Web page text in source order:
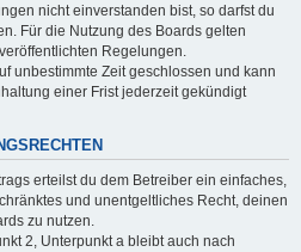
nicht einverstanden bist, so darfst du
Für die Nutzung des Boards gelten
Regelungen.
unbestimmte Zeit geschlossen und kann
einer Frist jederzeit gekündigt
erteilst du dem Betreiber ein einfaches,
und unentgeltliches Recht, deinen
zu nutzen.
2, Unterpunkt a bleibt auch nach